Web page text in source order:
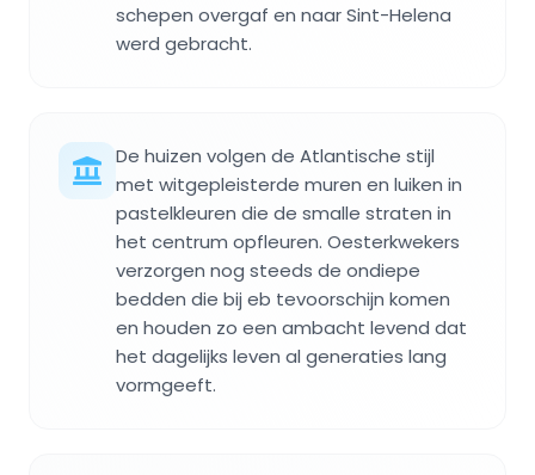
schepen overgaf en naar Sint-Helena
werd gebracht.
De huizen volgen de Atlantische stijl
met witgepleisterde muren en luiken in
pastelkleuren die de smalle straten in
het centrum opfleuren. Oesterkwekers
verzorgen nog steeds de ondiepe
bedden die bij eb tevoorschijn komen
en houden zo een ambacht levend dat
het dagelijks leven al generaties lang
vormgeeft.